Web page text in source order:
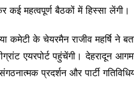
कई महत्वपूर्ण बैठकों में हिस्सा लेंगी।
कमेटी के चेयरमैन राजीव महर्षि ने
एयरपोर्ट पहुंचेंगी। देहरादून
प्रदर्शन और पार्टी